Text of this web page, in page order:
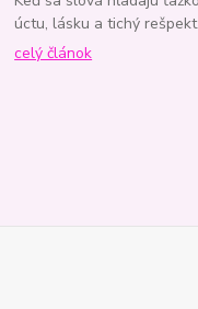
úctu, lásku a tichý rešpekt.
celý článok